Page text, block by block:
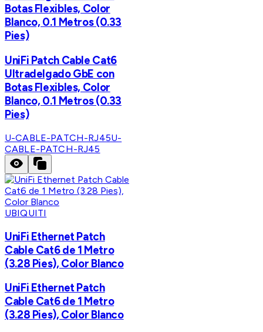
Botas Flexibles, Color
Blanco, 0.1 Metros (0.33
Pies)
UniFi Patch Cable Cat6
Ultradelgado GbE con
Botas Flexibles, Color
Blanco, 0.1 Metros (0.33
Pies)
U-CABLE-PATCH-RJ45U-
CABLE-PATCH-RJ45
UBIQUITI
UniFi Ethernet Patch
Cable Cat6 de 1 Metro
(3.28 Pies), Color Blanco
UniFi Ethernet Patch
Cable Cat6 de 1 Metro
(3.28 Pies), Color Blanco